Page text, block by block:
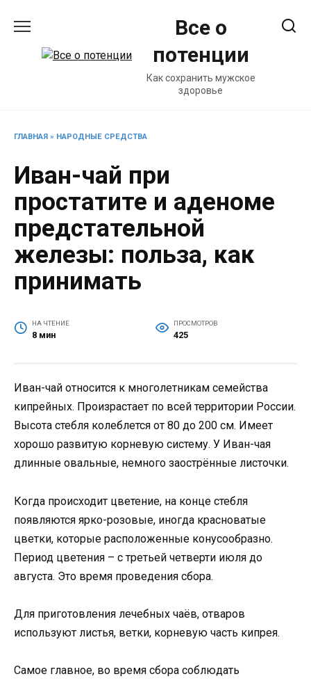
Все о
потенции
Как сохранить мужское
здоровье
ГЛАВНАЯ » НАРОДНЫЕ СРЕДСТВА
Иван-чай при
простатите и аденоме
предстательной
железы: польза, как
принимать
НА ЧТЕНИЕ
8 мин
ПРОСМОТРОВ
425
Иван-чай относится к многолетникам семейства
кипрейных. Произрастает по всей территории России.
Высота стебля колеблется от 80 до 200 см. Имеет
хорошо развитую корневую систему. У Иван-чая
длинные овальные, немного заострённые листочки.
Когда происходит цветение, на конце стебля
появляются ярко-розовые, иногда красноватые
цветки, которые расположенные конусообразно.
Период цветения – с третьей четверти июля до
августа. Это время проведения сбора.
Для приготовления лечебных чаёв, отваров
используют листья, ветки, корневую часть кипрея.
Самое главное, во время сбора соблюдать